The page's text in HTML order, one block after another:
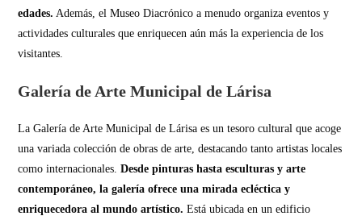
edades. Además, el Museo Diacrónico a menudo organiza eventos y
actividades culturales que enriquecen aún más la experiencia de los
visitantes.
Galería de Arte Municipal de Lárisa
La Galería de Arte Municipal de Lárisa es un tesoro cultural que acoge
una variada colección de obras de arte, destacando tanto artistas locales
como internacionales.Desde pinturas hasta esculturas y arte
contemporáneo, la galería ofrece una mirada ecléctica y
enriquecedora al mundo artístico.Está ubicada en un edificio